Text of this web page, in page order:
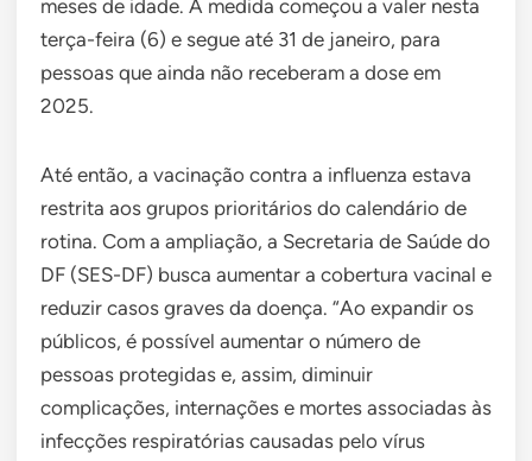
meses de idade. A medida começou a valer nesta
terça-feira (6) e segue até 31 de janeiro, para
pessoas que ainda não receberam a dose em
2025.
Até então, a vacinação contra a influenza estava
restrita aos grupos prioritários do calendário de
rotina. Com a ampliação, a Secretaria de Saúde do
DF (SES-DF) busca aumentar a cobertura vacinal e
reduzir casos graves da doença. “Ao expandir os
públicos, é possível aumentar o número de
pessoas protegidas e, assim, diminuir
complicações, internações e mortes associadas às
infecções respiratórias causadas pelo vírus